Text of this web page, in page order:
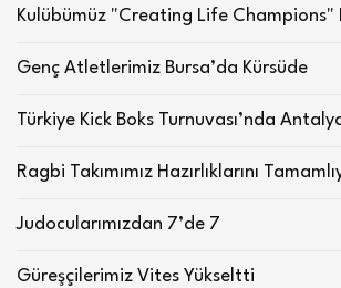
Kulübümüz "Creating Life Champions"
Genç Atletlerimiz Bursa’da Kürsüde
Türkiye Kick Boks Turnuvası’nda
Ragbi Takımımız Hazırlıklarını
Judocularımızdan 7’de 7
Güreşçilerimiz Vites Yükseltti